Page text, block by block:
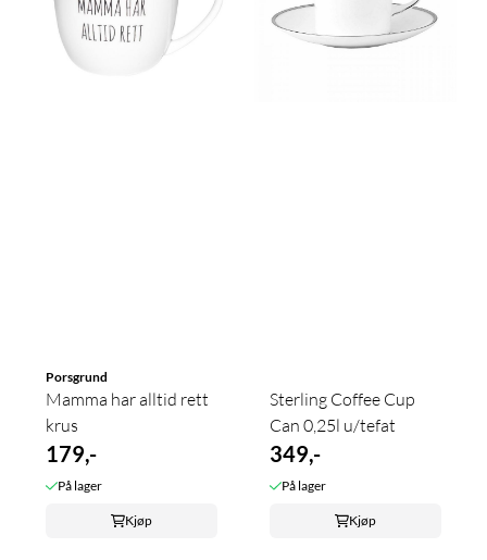
Porsgrund
Mamma har alltid rett
krus
179,-
På lager
Kjøp
Sterling Coffee Cup
Can 0,25l u/tefat
349,-
På lager
Kjøp